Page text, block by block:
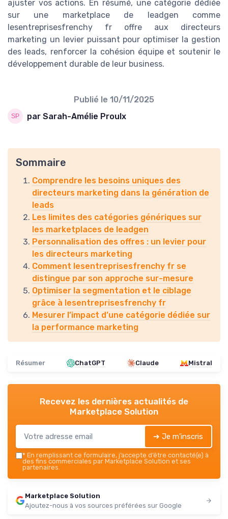
ajuster vos actions. En résumé, une catégorie dédiée
sur une marketplace de leadgen comme
lesentreprisesfrenchy fr offre aux directeurs
marketing un levier puissant pour optimiser la gestion
des leads, renforcer la cohésion équipe et soutenir le
développement durable de leur business.
Publié le 10/11/2025
par Sarah-Amélie Proulx
Sommaire
Comprendre les besoins uniques des
directeurs marketing dans la génération de
leads
Les limites des catégories génériques sur
les marketplaces de leadgen
Personnalisation des offres : un levier pour
les directeurs marketing
Comment lesentreprisesfrenchy fr se
distingue par son approche sur-mesure
Optimiser la segmentation et le ciblage
grâce à lesentreprisesfrenchy fr
Mesurer l’impact d’une catégorie dédiée sur
la performance marketing
Résumer ChatGPT Claude Mistral
Recevez les dernières actualités de
Marketplace Solution
➔ Je m'inscris
* En remplissant ce formulaire, j’accepte d’être contacté(e) à
des fins commerciales par Marketplace Solution et ses
partenaires.
Marketplace Solution
Ajoutez-nous à vos sources préférées sur Google